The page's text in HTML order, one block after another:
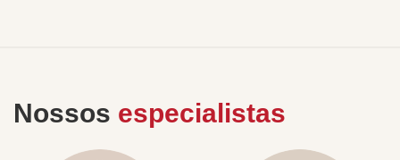
Nossos especialistas